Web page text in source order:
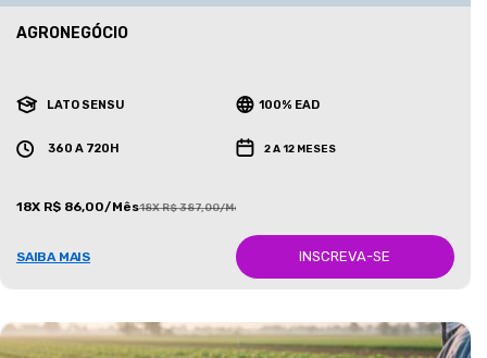
AGRONEGÓCIO
LATO SENSU 100% EAD
360 A 720H 2 A 12 MESES
18X R$ 86,00/Mês18X R$ 387,00/Mês
SAIBA MAIS INSCREVA-SE